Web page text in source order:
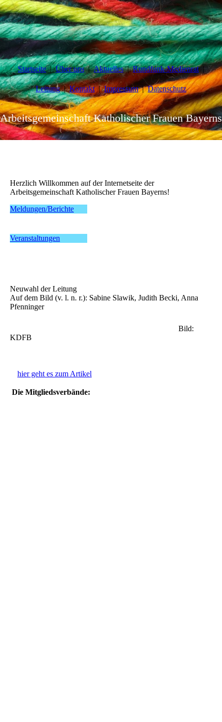
Startseite Über uns Aktuelles Rundfunk-Medienrat
Leitung Kontakt Impressum Datenschutz
Arbeitsgemeinschaft Katholischer Frauen Bayerns
Herzlich Willkommen auf der Internetseite der
Arbeitsgemeinschaft Katholischer Frauen Bayerns!
Meldungen/Berichte
Veranstaltungen
Neuwahl der Leitung
Auf dem Bild (v. l. n. r.): Sabine Slawik, Judith Becki, Anna
Pfenninger
Bild:
KDFB
hier geht es zum Artikel
Die Mitgliedsverbände: